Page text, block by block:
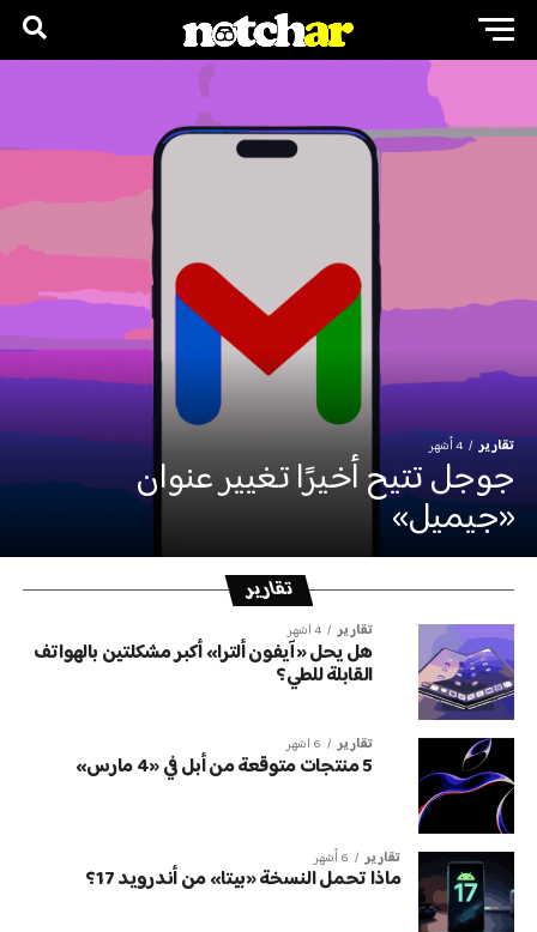
تقارير 4 أشهر
جوجل تتيح أخيرًا تغيير عنوان
«جيميل»
تقارير
تقارير 4 أشهر
هل يحل «آيفون ألترا» أكبر مشكلتين بالهواتف
القابلة للطي؟
تقارير 6 أشهر
5 منتجات متوقعة من أبل في «4 مارس»
تقارير 6 أشهر
ماذا تحمل النسخة «بيتا» من أندرويد 17؟